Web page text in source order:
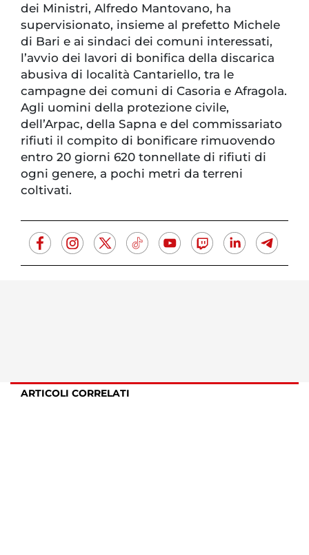
dei Ministri, Alfredo Mantovano, ha
supervisionato, insieme al prefetto Michele
di Bari e ai sindaci dei comuni interessati,
l’avvio dei lavori di bonifica della discarica
abusiva di località Cantariello, tra le
campagne dei comuni di Casoria e Afragola.
Agli uomini della protezione civile,
dell’Arpac, della Sapna e del commissariato
rifiuti il compito di bonificare rimuovendo
entro 20 giorni 620 tonnellate di rifiuti di
ogni genere, a pochi metri da terreni
coltivati.
ARTICOLI CORRELATI